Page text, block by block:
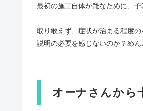
最初の施工自体が雑なために、予
取り敢えず、症状が治まる程度の
説明の必要を感じないのか？め
オーナさんから